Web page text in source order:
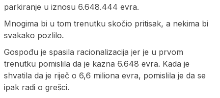
parkiranje u iznosu 6.648.444 evra.
Mnogima bi u tom trenutku skočio pritisak, a nekima bi
svakako pozlilo.
Gospođu je spasila racionalizacija jer je u prvom
trenutku pomislila da je kazna 6.648 evra. Kada je
shvatila da je riječ o 6,6 miliona evra, pomislila je da se
ipak radi o grešci.